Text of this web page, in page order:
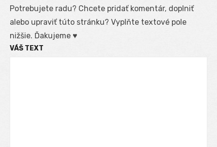
Potrebujete radu? Chcete pridať komentár, doplniť
alebo upraviť túto stránku? Vyplňte textové pole
nižšie. Ďakujeme ♥
VÁŠ TEXT